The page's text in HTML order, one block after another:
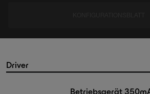
Driver
Betriebsgerät